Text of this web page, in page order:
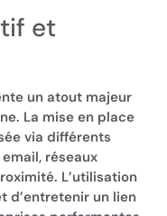
et
un atout majeur
La mise en place
via différents
réseaux
L’utilisation
d’entretenir un lien